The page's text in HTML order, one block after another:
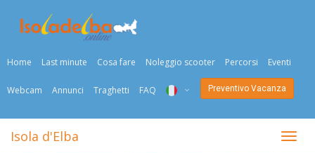
Home Last minute Cosa fare Noleggio scooter Percorsi Eventi
Webcam Annunci Traghetti FAQ Preventivo Vacanza
Togli
Isola d'Elba